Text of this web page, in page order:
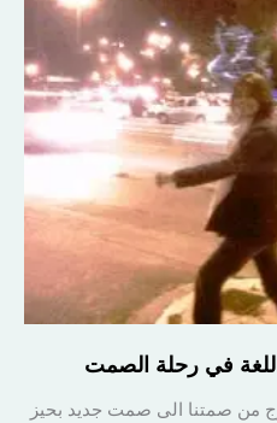
اللغة في رحلة الصمت
من صمتنا الى صمت جديد بحيز